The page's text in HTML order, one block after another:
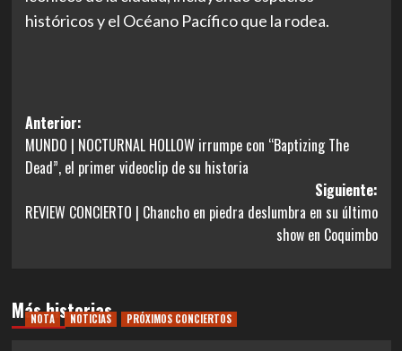
históricos y el Océano Pacífico que la rodea.
Navegación
de
entradas
Anterior:
MUNDO | NOCTURNAL HOLLOW irrumpe con “Baptizing The
Dead”, el primer videoclip de su historia
Siguiente:
REVIEW CONCIERTO | Chancho en piedra deslumbra en su último
show en Coquimbo
Más historias
NOTA NOTICIAS PRÓXIMOS CONCIERTOS